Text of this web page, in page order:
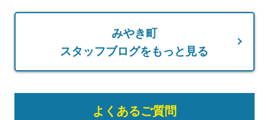
みやき町
スタッフブログをもっと見る
よくあるご質問